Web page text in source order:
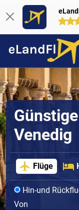
Venedig
Flüge
Hin-und
Von